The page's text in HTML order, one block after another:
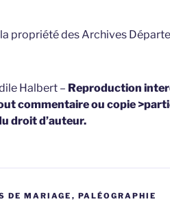
propriété des Archives
Halbert – Reproduction
commentaire ou copie
droit d’auteur.
DE MARIAGE , PALÉOGRAPHIE